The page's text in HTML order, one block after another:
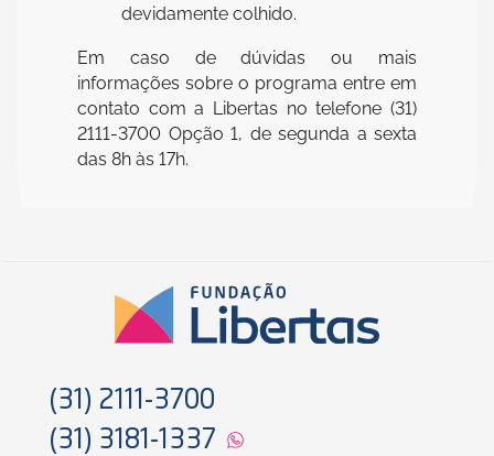
devidamente colhido.
Em caso de dúvidas ou mais
informações sobre o programa entre em
contato com a Libertas no telefone (31)
2111-3700 Opção 1, de segunda a sexta
das 8h às 17h.
(31) 2111-3700
(31) 3181-1337